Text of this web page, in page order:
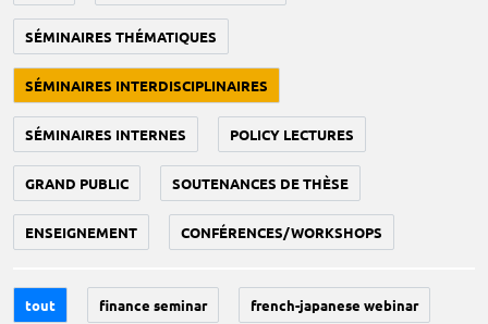
SÉMINAIRES THÉMATIQUES
SÉMINAIRES INTERDISCIPLINAIRES
SÉMINAIRES INTERNES POLICY LECTURES
GRAND PUBLIC SOUTENANCES DE THÈSE
ENSEIGNEMENT CONFÉRENCES/WORKSHOPS
tout finance seminar french-japanese webinar